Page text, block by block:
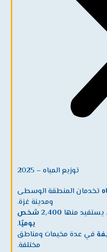
توزيع المياه – 2025
تخدمان المنطقة الوسطى
ومدينة غزة.
يستفيد منها
2,400 شخص
يوميًا.
في عدة مخيمات ومناطق
مختلفة.